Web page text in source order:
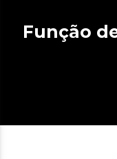
Função de auto-ligar e auto-